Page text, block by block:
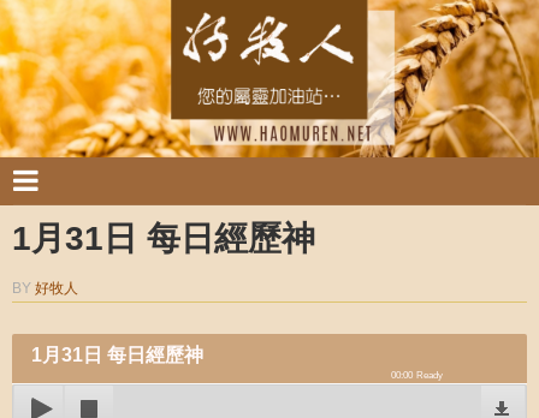
1月31日 每日經歷神
BY 好牧人
1月31日 每日經歷神
00:00 Ready